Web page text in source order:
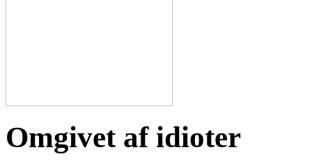
Omgivet af idioter